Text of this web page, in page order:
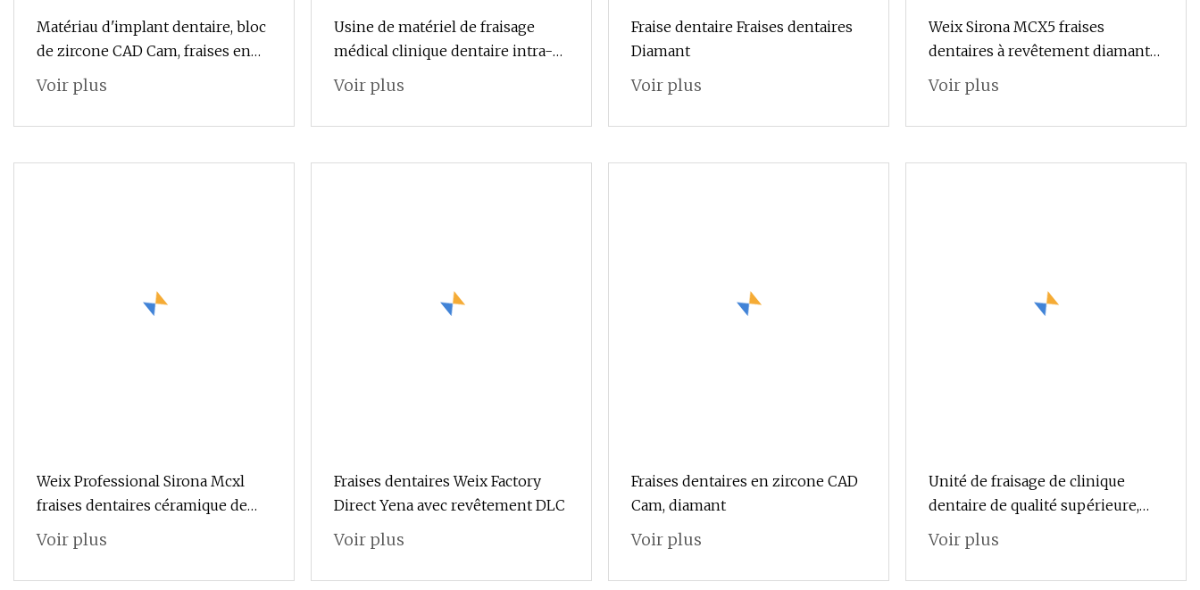
Matériau d'implant dentaire, bloc
de zircone CAD Cam, fraises en
céramique PMMA
Voir plus
Usine de matériel de fraisage
médical clinique dentaire intra-
orale
Voir plus
Fraise dentaire Fraises dentaires
Diamant
Voir plus
Weix Sirona MCX5 fraises
dentaires à revêtement diamant
pour fraisage CAD/Cam
Voir plus
Weix Professional Sirona Mcxl
fraises dentaires céramique de
verre
Voir plus
Fraises dentaires Weix Factory
Direct Yena avec revêtement DLC
Voir plus
Fraises dentaires en zircone CAD
Cam, diamant
Voir plus
Unité de fraisage de clinique
dentaire de qualité supérieure,
tige FG, extrémité ronde, coupe
droite croisée, Fissure
orthodontique, fraise en carbure
Voir plus